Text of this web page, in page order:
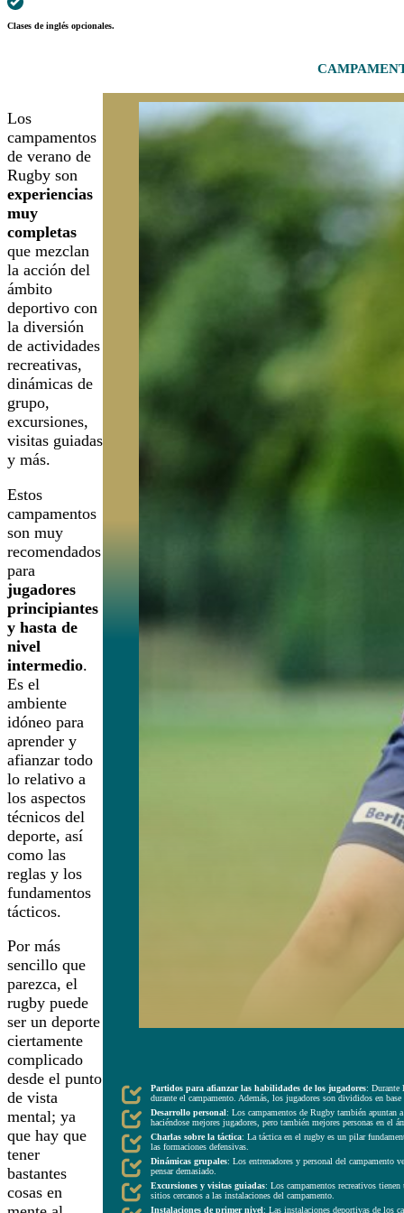
Clases de inglés opcionales.
Los
campamentos
de verano de
Rugby son
experiencias
muy
completas
que mezclan
la acción del
ámbito
deportivo con
la diversión
de actividades
recreativas,
dinámicas de
grupo,
excursiones,
visitas guiadas
y más.
Estos
campamentos
son muy
recomendados
para
jugadores
principiantes
y hasta de
nivel
intermedio.
Es el
ambiente
idóneo para
aprender y
afianzar todo
lo relativo a
los aspectos
técnicos del
deporte, así
como las
reglas y los
fundamentos
tácticos.
Por más
sencillo que
parezca, el
rugby puede
ser un deporte
ciertamente
complicado
desde el punto
de vista
mental; ya
que hay que
tener
bastantes
cosas en
Partidos para afianzar las habilidades de los jugadores: Durante
durante el campamento. Además, los jugadores son divididos en
Desarrollo personal: Los campamentos de Rugby también apuntan
haciéndose mejores jugadores, pero también mejores personas en el
Charlas sobre la táctica: La táctica en el rugby es un pilar
las formaciones defensivas.
Dinámicas grupales: Los entrenadores y personal del campamento
pensar demasiado.
Excursiones y visitas guiadas: Los campamentos recreativos
sitios cercanos a las instalaciones del campamento.
Instalaciones de primer nivel: Las instalaciones deportivas de los